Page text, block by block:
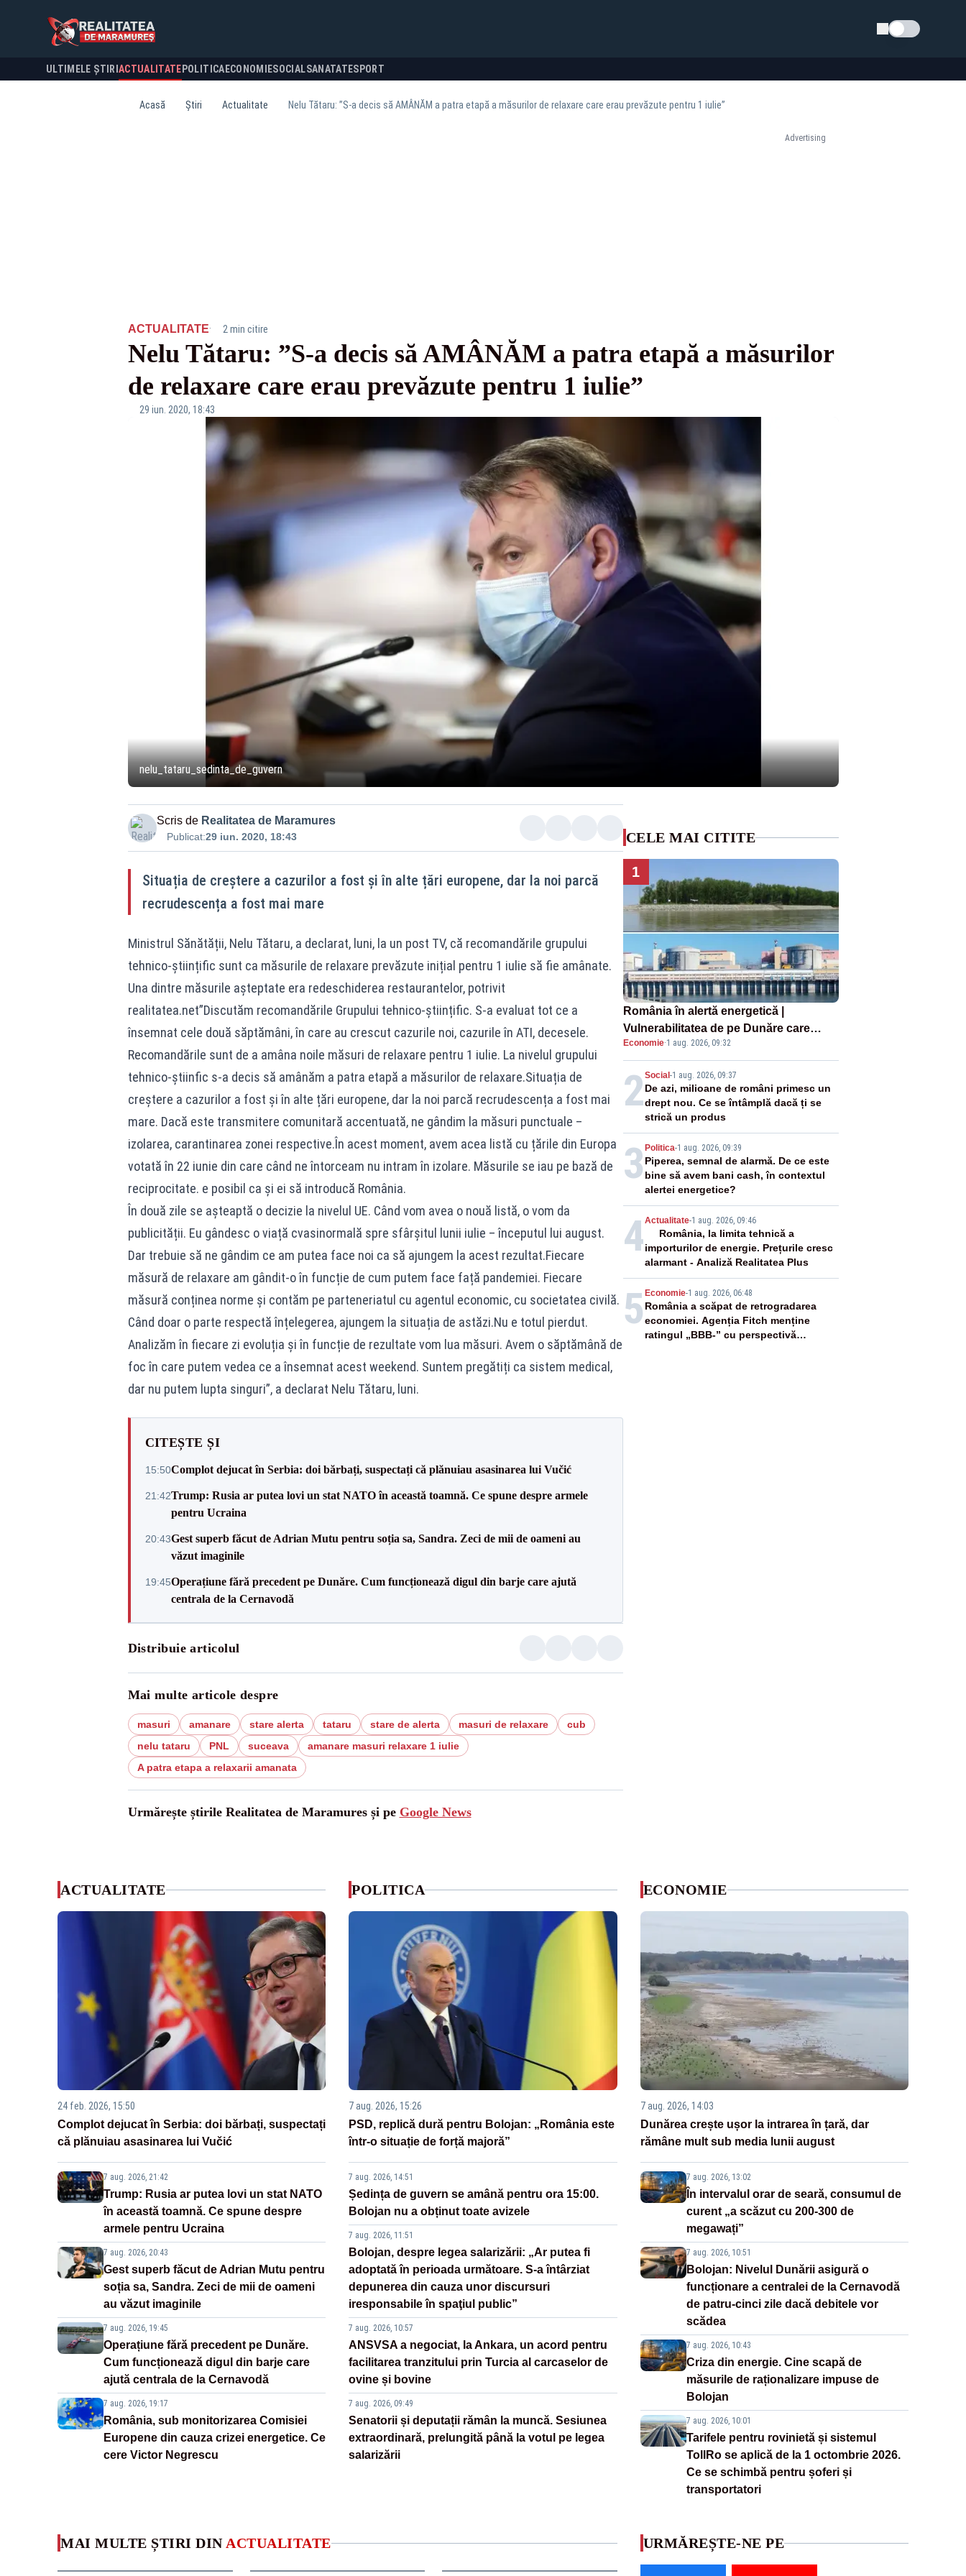
Schimba tema
ULTIMELE ȘTIRI ACTUALITATE POLITICA ECONOMIESOCIALSANATATESPORT
Acasă Știri Actualitate Nelu Tătaru: ”S-a decis să AMÂNĂM a patra etapă a măsurilor de relaxare care erau prevăzute pentru 1 iulie”
Advertising
ACTUALITATE· 2 min citire
Nelu Tătaru: ”S-a decis să AMÂNĂM a patra etapă a măsurilor
de relaxare care erau prevăzute pentru 1 iulie”
29 iun. 2020, 18:43
nelu_tataru_sedinta_de_guvern
Scris de Realitatea de Maramures
Publicat:29 iun. 2020, 18:43
Situația de creștere a cazurilor a fost și în alte țări europene, dar la noi parcă
recrudescența a fost mai mare
Ministrul Sănătății, Nelu Tătaru, a declarat, luni, la un post TV, că recomandările grupului
tehnico-științific sunt ca măsurile de relaxare prevăzute inițial pentru 1 iulie să fie amânate.
Una dintre măsurile așteptate era redeschiderea restaurantelor, potrivit
realitatea.net”Discutăm recomandările Grupului tehnico-științific. S-a evaluat tot ce a
însemnat cele două săptămâni, în care au crescut cazurile noi, cazurile în ATI, decesele.
Recomandările sunt de a amâna noile măsuri de relaxare pentru 1 iulie. La nivelul grupului
tehnico-știinfic s-a decis să amânăm a patra etapă a măsurilor de relaxare.Situația de
creștere a cazurilor a fost și în alte țări europene, dar la noi parcă recrudescența a fost mai
mare. Dacă este transmitere comunitară accentuată, ne gândim la măsuri punctuale –
izolarea, carantinarea zonei respective.În acest moment, avem acea listă cu țările din Europa
votată în 22 iunie din care când ne întorceam nu intram în izolare. Măsurile se iau pe bază de
reciprocitate. e posibil ca și ei să introducă România.
În două zile se așteaptă o decizie la nivelul UE. Când vom avea o nouă listă, o vom da
publicității. Eu gândesc o viață cvasinormală spre sfârșitul lunii iulie – începutul lui august.
Dar trebuie să ne gândim ce am putea face noi ca să ajungem la acest rezultat.Fiecare
măsură de relaxare am gândit-o în funcție de cum putem face față pandemiei. Fiecare
măsură conținea norme și contăm pe parteneriatul cu agentul economic, cu societatea civilă.
Când doar o parte respectă înțelegerea, ajungem la situația de astăzi.Nu e totul pierdut.
Analizăm în fiecare zi evoluția și în funcție de rezultate vom lua măsuri. Avem o săptămână de
foc în care putem vedea ce a însemnat acest weekend. Suntem pregătiți ca sistem medical,
dar nu putem lupta singuri”, a declarat Nelu Tătaru, luni.
CITEȘTE ȘI
15:50Complot dejucat în Serbia: doi bărbați, suspectați că plănuiau asasinarea lui Vučić
21:42Trump: Rusia ar putea lovi un stat NATO în această toamnă. Ce spune despre armele
pentru Ucraina
20:43Gest superb făcut de Adrian Mutu pentru soția sa, Sandra. Zeci de mii de oameni au
văzut imaginile
19:45Operațiune fără precedent pe Dunăre. Cum funcționează digul din barje care ajută
centrala de la Cernavodă
Distribuie articolul
Mai multe articole despre
masuri amanare stare alerta tataru stare de alerta masuri de relaxare
cub
nelu tataru
PNL suceava
amanare masuri relaxare 1 iulie
A patra etapa a relaxarii amanata
Urmărește știrile Realitatea de Maramures și pe Google News
CELE MAI CITITE
1
România în alertă energetică |
Vulnerabilitatea de pe Dunăre care
pune în pericol Centrala Cernavodă era
cunoscută de pe vremea lui Ceaușescu
Economie·1 aug. 2026, 09:32
2Social -1 aug. 2026, 09:37
De azi, milioane de români primesc un
drept nou. Ce se întâmplă dacă ți se
strică un produs
3 Politica-1 aug. 2026, 09:39
Piperea, semnal de alarmă. De ce este
bine să avem bani cash, în contextul
alertei energetice?
4Actualitate-1 aug. 2026, 09:46
România, la limita tehnică a
importurilor de energie. Prețurile cresc
alarmant - Analiză Realitatea Plus
5 Economie-1 aug. 2026, 06:48
România a scăpat de retrogradarea
economiei. Agenția Fitch menține
ratingul „BBB-” cu perspectivă
ACTUALITATE
24 feb. 2026, 15:50
Complot dejucat în Serbia: doi bărbați, suspectați
că plănuiau asasinarea lui Vučić
7 aug. 2026, 21:42
Trump: Rusia ar putea lovi un stat NATO
în această toamnă. Ce spune despre
armele pentru Ucraina
7 aug. 2026, 20:43
Gest superb făcut de Adrian Mutu pentru
soția sa, Sandra. Zeci de mii de oameni
au văzut imaginile
7 aug. 2026, 19:45
Operațiune fără precedent pe Dunăre.
Cum funcționează digul din barje care
ajută centrala de la Cernavodă
7 aug. 2026, 19:17
România, sub monitorizarea Comisiei
Europene din cauza crizei energetice. Ce
cere Victor Negrescu
POLITICA
7 aug. 2026, 15:26
PSD, replică dură pentru Bolojan: „România este
într-o situație de forță majoră”
7 aug. 2026, 14:51
Ședința de guvern se amână pentru ora 15:00.
Bolojan nu a obținut toate avizele
7 aug. 2026, 11:51
Bolojan, despre legea salarizării: „Ar putea fi
adoptată în perioada următoare. S-a întârziat
depunerea din cauza unor discursuri
iresponsabile în spaţiul public”
7 aug. 2026, 10:57
ANSVSA a negociat, la Ankara, un acord pentru
facilitarea tranzitului prin Turcia al carcaselor de
ovine și bovine
7 aug. 2026, 09:49
Senatorii și deputații rămân la muncă. Sesiunea
extraordinară, prelungită până la votul pe legea
salarizării
ECONOMIE
7 aug. 2026, 14:03
Dunărea crește ușor la intrarea în țară, dar
rămâne mult sub media lunii august
7 aug. 2026, 13:02
În intervalul orar de seară, consumul de
curent „a scăzut cu 200-300 de
megawați”
7 aug. 2026, 10:51
Bolojan: Nivelul Dunării asigură o
funcționare a centralei de la Cernavodă
de patru-cinci zile dacă debitele vor
scădea
7 aug. 2026, 10:43
Criza din energie. Cine scapă de
măsurile de raționalizare impuse de
Bolojan
7 aug. 2026, 10:01
Tarifele pentru rovinietă și sistemul
TollRo se aplică de la 1 octombrie 2026.
Ce se schimbă pentru șoferi și
transportatori
MAI MULTE ȘTIRI DIN ACTUALITATE URMĂREȘTE-NE PE